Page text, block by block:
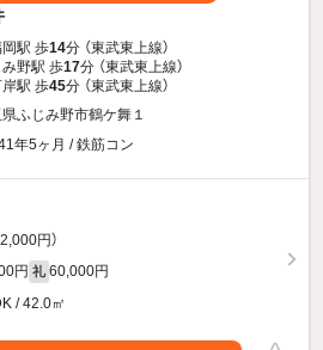
駅 歩14分 （東武東上線）
野駅 歩17分 （東武東上線）
駅 歩45分 （東武東上線）
ふじみ野市鶴ケ舞１
年5ヶ月 / 鉄筋コン
円）
円 礼 60,000円
/ 42.0㎡